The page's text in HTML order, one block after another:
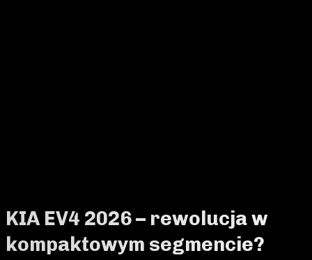
KIA EV4 2026 – rewolucja w
kompaktowym segmencie?